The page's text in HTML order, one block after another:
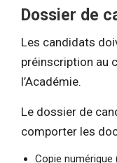
Dossier de
Les candidats
préinscription au
l’Académie.
Le dossier de
comporter les
Copie numérique